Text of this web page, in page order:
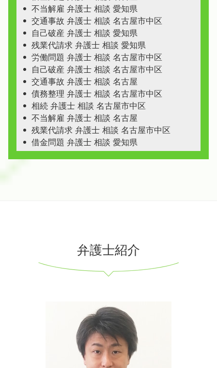
不当解雇 弁護士 相談 愛知県
交通事故 弁護士 相談 名古屋市中区
自己破産 弁護士 相談 愛知県
残業代請求 弁護士 相談 愛知県
労働問題 弁護士 相談 名古屋市中区
自己破産 弁護士 相談 名古屋市中区
交通事故 弁護士 相談 名古屋
債務整理 弁護士 相談 名古屋市中区
相続 弁護士 相談 名古屋市中区
不当解雇 弁護士 相談 名古屋
残業代請求 弁護士 相談 名古屋市中区
借金問題 弁護士 相談 愛知県
弁護士紹介